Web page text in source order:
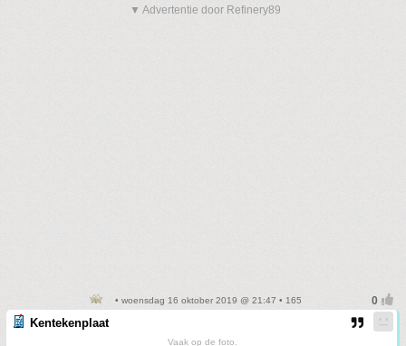
▼ Advertentie door Refinery89
• woensdag 16 oktober 2019 @ 21:47 • 165
Kentekenplaat
Vaak op de foto.